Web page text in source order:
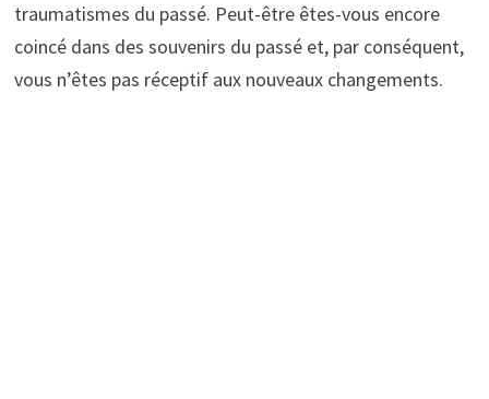
traumatismes du passé. Peut-être êtes-vous encore
coincé dans des souvenirs du passé et, par conséquent,
vous n’êtes pas réceptif aux nouveaux changements.